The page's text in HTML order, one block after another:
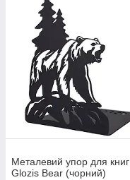
Металевий упор для книг
Glozis Bear (чорний)